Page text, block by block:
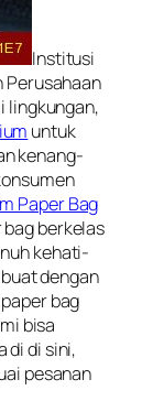
Institusi
Perusahaan
lingkungan,
untuk
kenang-
Paper Bag
berkelas
kehati-
dengan
bag
bisa
di di sini,
pesanan